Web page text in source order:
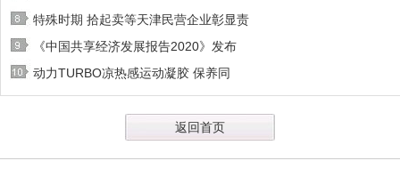
特殊时期 拾起卖等天津民营企业彰显责
《中国共享经济发展报告2020》发布
动力TURBO凉热感运动凝胶 保养同
返回首页